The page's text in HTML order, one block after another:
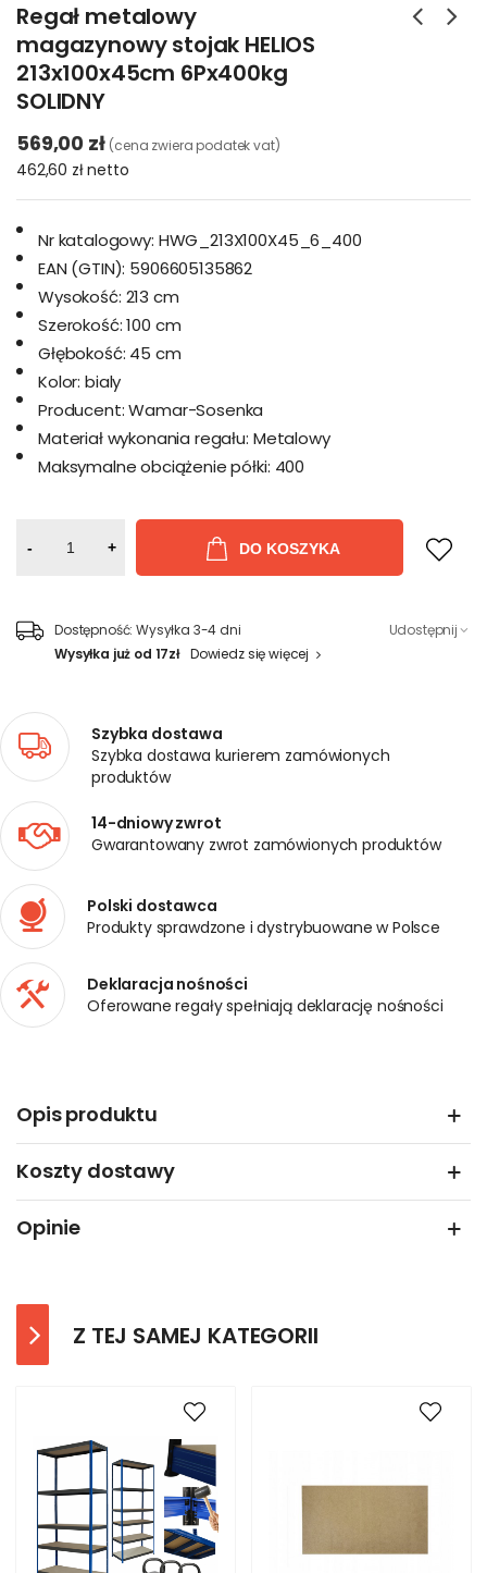
Regał metalowy
magazynowy stojak HELIOS
213x100x45cm 6Px400kg
SOLIDNY
569,00 zł (cena zwiera podatek vat)
462,60 złnetto
Nr katalogowy: HWG_213X100X45_6_400
EAN (GTIN): 5906605135862
Wysokość: 213 cm
Szerokość: 100 cm
Głębokość: 45 cm
Kolor: bialy
Producent: Wamar-Sosenka
Materiał wykonania regału: Metalowy
Maksymalne obciążenie półki: 400
- + DO KOSZYKA
Dostępność: Wysyłka 3-4 dni
Wysyłka już od 17zł Dowiedz się więcej
Udostępnij
Szybka dostawa
Szybka dostawa kurierem zamówionych
produktów
14-dniowy zwrot
Gwarantowany zwrot zamówionych produktów
Polski dostawca
Produkty sprawdzone i dystrybuowane w Polsce
Deklaracja nośności
Oferowane regały spełniają deklarację nośności
Opis produktu
Koszty dostawy
Opinie
Z TEJ SAMEJ KATEGORII